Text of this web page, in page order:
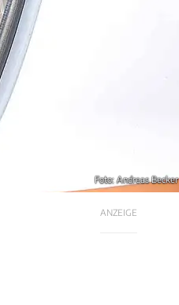
Foto: Andreas Becker
ANZEIGE